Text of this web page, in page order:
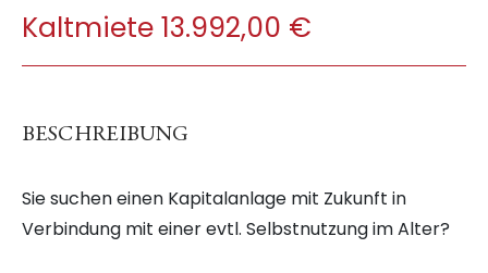
Kaltmiete 13.992,00 €
BESCHREIBUNG
Sie suchen einen Kapitalanlage mit Zukunft in
Verbindung mit einer evtl. Selbstnutzung im Alter?